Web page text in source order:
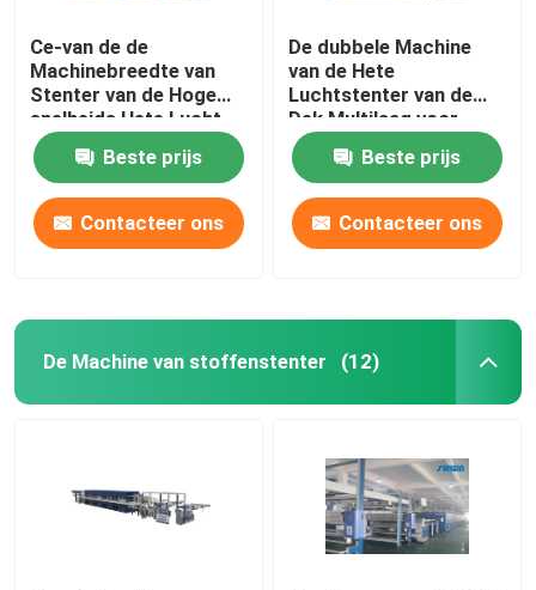
Ce-van de de
Machinebreedte van
Stenter van de Hoge
snelheids Hete Lucht
de Breiende Stof die
2400mm beëindigen
Beste prijs
Contacteer ons
De dubbele Machine
van de Hete
Luchtstenter van de
Dek Multilaag voor
breit Geweven Stoffen
Beste prijs
Contacteer ons
De Machine van stoffenstenter (12)